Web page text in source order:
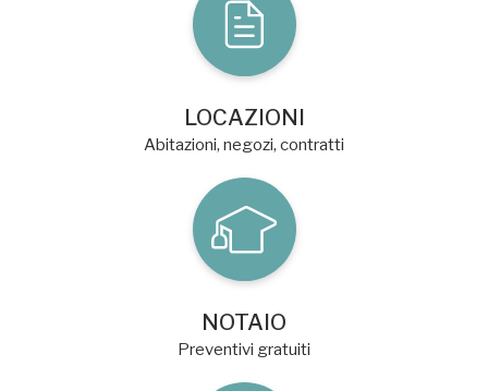
LOCAZIONI
Abitazioni, negozi, contratti
NOTAIO
Preventivi gratuiti